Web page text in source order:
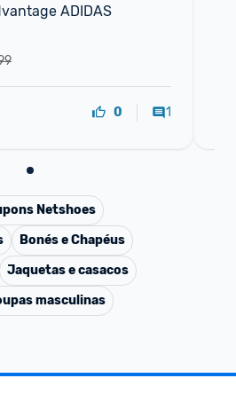
ADIDAS
0 1
Netshoes
Bonés e Chapéus
Jaquetas e casacos
masculinas